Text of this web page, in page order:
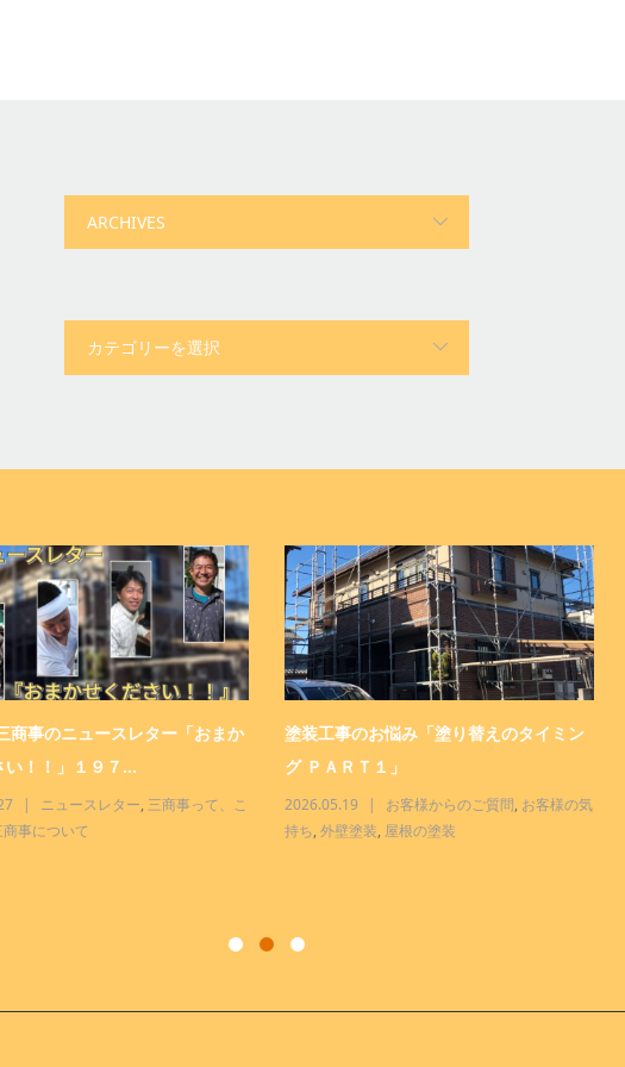
商事のニュースレター「おまか
い！！」１９７...
ニュースレター, 三商事って、こ
商事について
塗装工事のお悩み「塗り替えのタイミン
グ ＰＡＲＴ１」
2026.05.19 お客様からのご質問, お客様の気
持ち,外壁塗装, 屋根の塗装